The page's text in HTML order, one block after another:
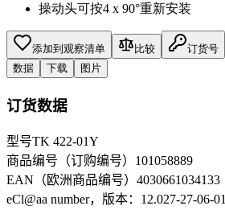
操动头可按4 x 90°重新安装
添加到观察清单 比较
订货号
数据
下载 图片
订货数据
型号TK 422-01Y
商品编号（订购编号） 101058889
EAN（欧洲商品编号） 4030661034133
eCl@aa number，版本：12.027-27-06-01